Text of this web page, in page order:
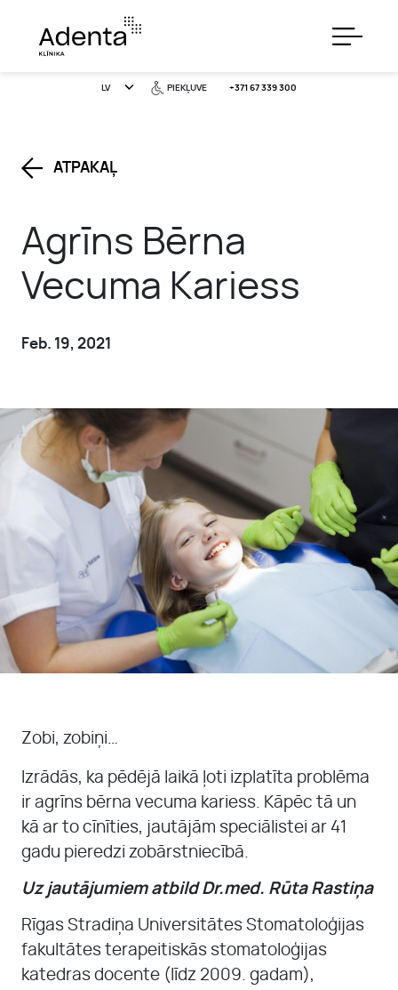
LV +371 67 339 300
PIEKĻUVE
PAKALPOJUMI
CENAS
KONTAKTI
PAR MUMS
PIRMS UN PĒC
ATPAKAĻ
Agrīns Bērna
Vecuma Kariess
Feb. 19, 2021
Zobi, zobiņi…
Izrādās, ka pēdējā laikā ļoti izplatīta problēma
ir agrīns bērna vecuma kariess. Kāpēc tā un
kā ar to cīnīties, jautājām speciālistei ar 41
gadu pieredzi zobārstniecībā.
Uz jautājumiem atbild Dr.med. Rūta Rastiņa
Rīgas Stradiņa Universitātes Stomatoloģijas
fakultātes terapeitiskās stomatoloģijas
katedras docente (līdz 2009. gadam),